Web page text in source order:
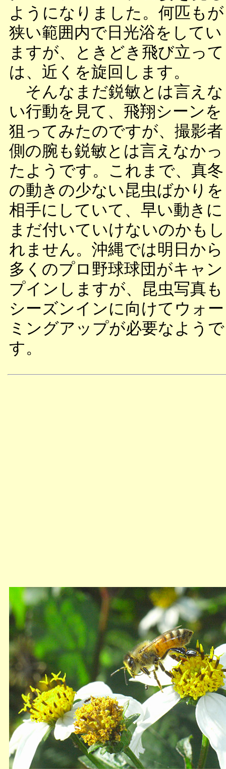
ようになりました。何匹もが
狭い範囲内で日光浴をしてい
ますが、ときどき飛び立って
は、近くを旋回します。
そんなまだ鋭敏とは言えな
い行動を見て、飛翔シーンを
狙ってみたのですが、撮影者
側の腕も鋭敏とは言えなかっ
たようです。これまで、真冬
の動きの少ない昆虫ばかりを
相手にしていて、早い動きに
まだ付いていけないのかもし
れません。沖縄では明日から
多くのプロ野球球団がキャン
プインしますが、昆虫写真も
シーズンインに向けてウォー
ミングアップが必要なようで
す。